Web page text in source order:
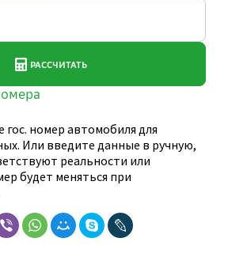
гос. номер автомобиля для
Или введите данные в ручную,
реальности или
будет меняться при